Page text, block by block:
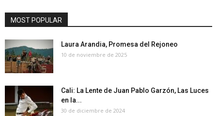
MOST POPULAR
Laura Arandia, Promesa del Rejoneo
10 de noviembre de 2025
Cali: La Lente de Juan Pablo Garzón, Las Luces
en la...
30 de diciembre de 2024